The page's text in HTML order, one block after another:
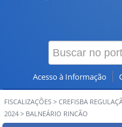
Acesso à Informação
FISCALIZAÇÕES > CREFISBA
2024 > BALNEÁRIO RINCÃO